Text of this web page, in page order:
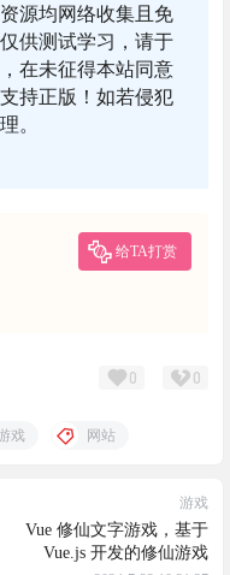
源均网络收集且免
供测试学习，请于
在未征得本站同意
持正版！如若侵犯
。
给TA打赏
0 0
戏 网站
游戏
Vue 修仙文字游戏，基于
Vue.js 开发的修仙游戏